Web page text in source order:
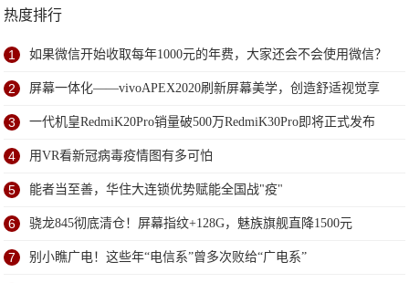
热度排行
1 如果微信开始收取每年1000元的年费，大家还会不会使用微信？
2 屏幕一体化——vivoAPEX2020刷新屏幕美学，创造舒适视觉享
受
3 一代机皇RedmiK20Pro销量破500万RedmiK30Pro即将正式发布
4 用VR看新冠病毒疫情图有多可怕
5 能者当至善，华住大连锁优势赋能全国战"疫"
6 骁龙845彻底清仓！屏幕指纹+128G，魅族旗舰直降1500元
7 别小瞧广电！这些年“电信系”曾多次败给“广电系”